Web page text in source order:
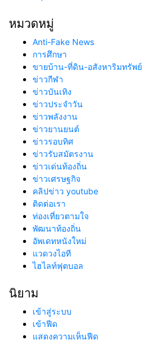
หมวดหมู่
Anti-Fake News
การศึกษา
ขายบ้าน-ที่ดิน-อสังหาริมทรัพย์
ข่าวกีฬา
ข่าวบันเทิง
ข่าวประจำวัน
ข่าวพลังงาน
ข่าวยานยนต์
ข่าวรอบทิศ
ข่าวรับสมัตรงาน
ข่าวเด่นท้องถิ่น
ข่าวเศรษฐกิจ
คลิปข่าว youtube
ติดต่อเรา
ท่องเที่ยวตามใจ
พัฒนาท้องถิ่น
อัพเดทหนังใหม่
แวดวงไอที
ไฮไลท์ฟุตบอล
นิยาม
เข้าสู่ระบบ
เข้าฟีด
แสดงความเห็นฟีด